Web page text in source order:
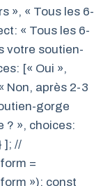
», « Tous les 6-
« Tous les 6-
votre soutien-
[« Oui »,
Non, après 2-3
gorge
? », choices:
]; //
=
»); const